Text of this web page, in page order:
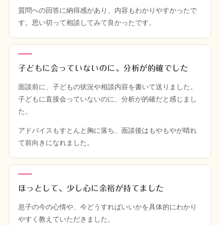
質問への回答に納得感があり、内容もわかりやすかったで
す。思い切って相談してみて良かったです。
子どもに会っていないのに、分析が的確でした
面談前に、子どもの状況や相談内容を書いて送りました。
子どもに直接会っていないのに、分析が的確だと感じまし
た。
アドバイスもすとんと胸に落ち、面談後はもやもやが晴れ
て前向きになれました。
ほっとして、少し心に余裕が持てました
息子の今の心情や、今どうすればいいかを具体的にわかり
やすく教えていただきました。